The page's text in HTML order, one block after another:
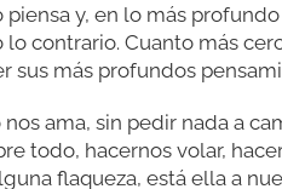
y, en lo más
contrario. Cuanto más
sus más profundos
ama, sin pedir nada a
todo, hacernos volar,
flaqueza, está ella a